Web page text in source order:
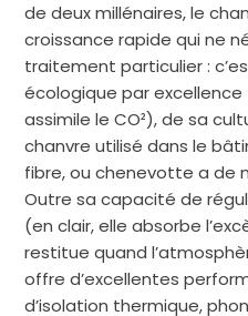
de deux millénaires, le
croissance rapide qui ne
traitement particulier :
écologique par excellence
assimile le CO²), de sa
chanvre utilisé dans le
fibre, ou chenevotte a de
Outre sa capacité de
(en clair, elle absorbe
restitue quand
offre d’excellentes
d’isolation thermique,